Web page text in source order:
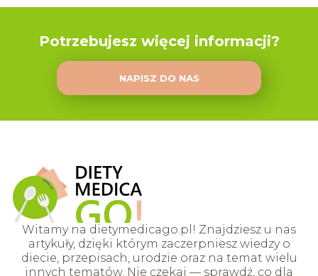
Potrzebujesz więcej informacji?
NAPISZ DO NAS
Witamy na dietymedicago.pl! Znajdziesz u nas
artykuły, dzięki którym zaczerpniesz wiedzy o
diecie, przepisach, urodzie oraz na temat wielu
innych tematów. Nie czekaj — sprawdź, co dla